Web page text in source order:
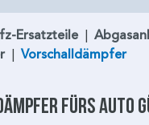
Ersatzteile |
| Vorschalldämpfer
fürs Auto